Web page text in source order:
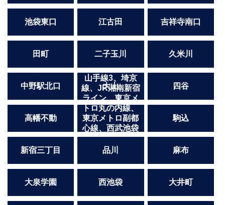
池袋東口 江古田 吉祥寺南口
田町 二子玉川 久米川
中野駅北口 大山 四谷
高幡不動
山手線3、埼京
線、JR湘南新宿
ライン、東京メ
トロ丸の内線、
東京メトロ副都
心線、西武池袋
線、東武東上線
「池袋駅」東口
駒込
新宿三丁目 品川 麻布
大泉学園 西池袋 大井町